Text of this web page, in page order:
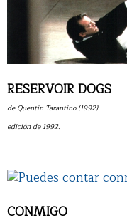
RESERVOIR DOGS
de Quentin Tarantino (1992).
edición de 1992.
CONMIGO